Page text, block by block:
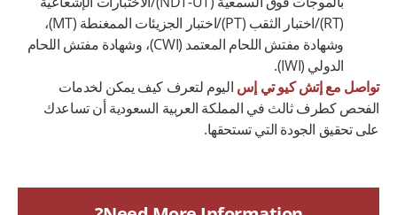
(RT)/اختبار الثقب (PT)/اختبار الجزيئات الممغنطة (MT)،
وشهادة مفتش اللحام المعتمد (CWI)، وشهادة مفتش اللحام
الدولي (IWI).
تواصل مع إتش كيو تي إس اليوم لتعرف كيف يمكن لخدمات
الفحص كطرف ثالث في المملكة العربية السعودية أن تساعدك
على تحقيق الجودة التي تستحقها.